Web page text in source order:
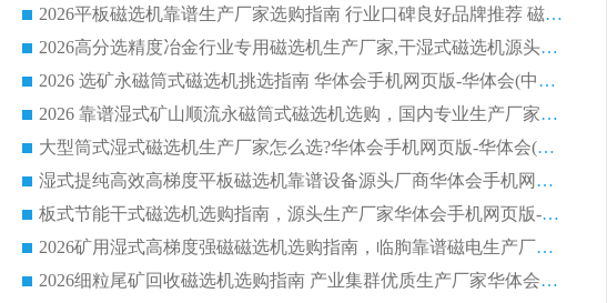
2026平板磁选机靠谱生产厂家选购指南 行业口碑良好品牌推荐 磁电领域实力强者
2026高分选精度冶金行业专用磁选机生产厂家,干湿式磁选机源头供应商推荐
2026 选矿永磁筒式磁选机挑选指南 华体会手机网页版-华体会(中国) 推荐品牌行业口碑佳实力突出
2026 靠谱湿式矿山顺流永磁筒式磁选机选购，国内专业生产厂家华体会手机网页版-华体会(中国) 综合实力出众
大型筒式湿式磁选机生产厂家怎么选?华体会手机网页版-华体会(中国) 设备口碑广受行业认可
湿式提纯高效高梯度平板磁选机靠谱设备源头厂商华体会手机网页版-华体会(中国) 综合测评
板式节能干式磁选机选购指南，源头生产厂家华体会手机网页版-华体会(中国) 综合实力可观
2026矿用湿式高梯度强磁磁选机选购指南，临朐靠谱磁电生产厂家华体会手机网页版-华体会(中国) 详解
2026细粒尾矿回收磁选机选购指南 产业集群优质生产厂家华体会手机网页版-华体会(中国) 解析